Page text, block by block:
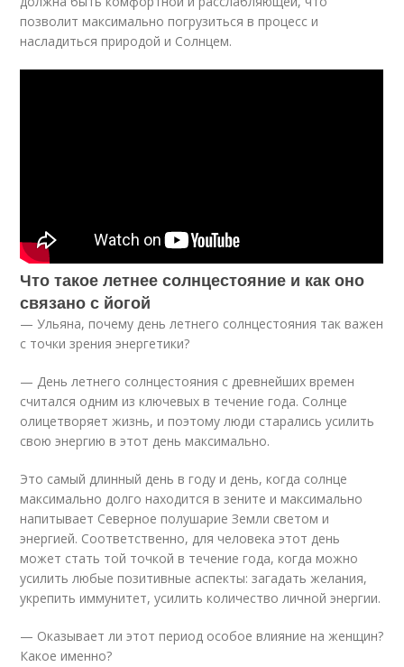
позволит максимально погрузиться в процесс и
насладиться природой и Солнцем.
Что такое летнее солнцестояние и как оно
связано с йогой
— Ульяна, почему день летнего солнцестояния так важен
с точки зрения энергетики?
— День летнего солнцестояния с древнейших времен
считался одним из ключевых в течение года. Солнце
олицетворяет жизнь, и поэтому люди старались усилить
свою энергию в этот день максимально.
Это самый длинный день в году и день, когда солнце
максимально долго находится в зените и максимально
напитывает Северное полушарие Земли светом и
энергией. Соответственно, для человека этот день
может стать той точкой в течение года, когда можно
усилить любые позитивные аспекты: загадать желания,
укрепить иммунитет, усилить количество личной энергии.
— Оказывает ли этот период особое влияние на женщин?
Какое именно?